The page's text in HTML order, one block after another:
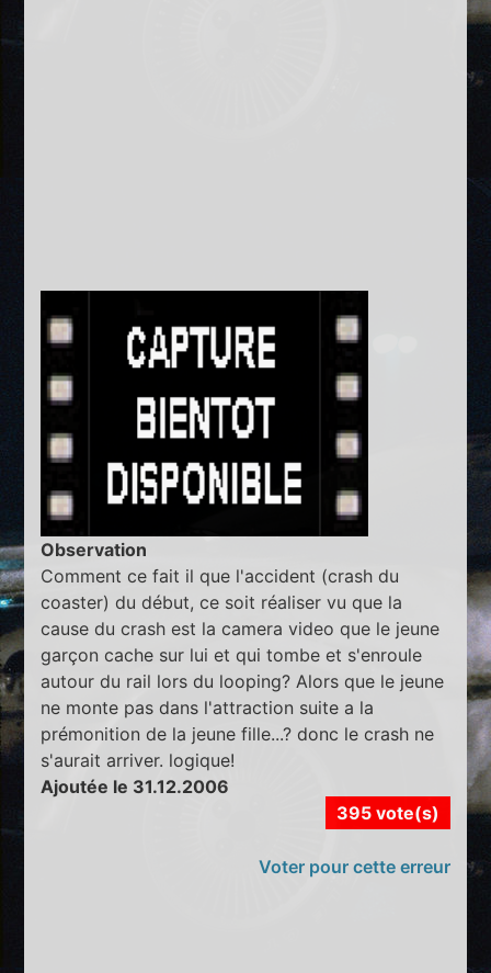
Observation
Comment ce fait il que l'accident (crash du
coaster) du début, ce soit réaliser vu que la
cause du crash est la camera video que le jeune
garçon cache sur lui et qui tombe et s'enroule
autour du rail lors du looping? Alors que le jeune
ne monte pas dans l'attraction suite a la
prémonition de la jeune fille...? donc le crash ne
s'aurait arriver. logique!
Ajoutée le 31.12.2006
395 vote(s)
Voter pour cette erreur